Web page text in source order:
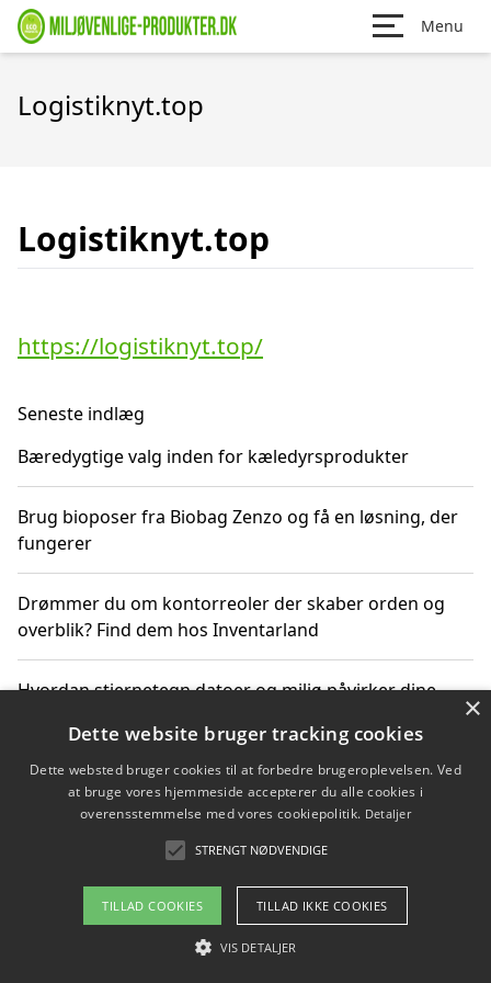
Menu
Logistiknyt.top
Logistiknyt.top
https://logistiknyt.top/
Seneste indlæg
Bæredygtige valg inden for kæledyrsprodukter
Brug bioposer fra Biobag Zenzo og få en løsning, der
fungerer
Drømmer du om kontorreoler der skaber orden og
overblik? Find dem hos Inventarland
Hvordan stjernetegn datoer og miljø påvirker dine
Bæredygtige gadgets til en grønnere hverdag
Om / kontakt
Blog Betingelser
×
Dette website bruger tracking cookies
Dette websted bruger cookies til at forbedre brugeroplevelsen. Ved
at bruge vores hjemmeside accepterer du alle cookies i
overensstemmelse med vores cookiepolitik. Detaljer
STRENGT NØDVENDIGE
TILLAD COOKIES TILLAD IKKE COOKIES
VIS DETALJER